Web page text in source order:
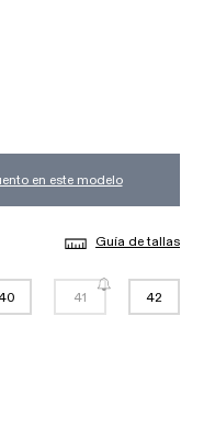
en este modelo
Guía de tallas
41 42